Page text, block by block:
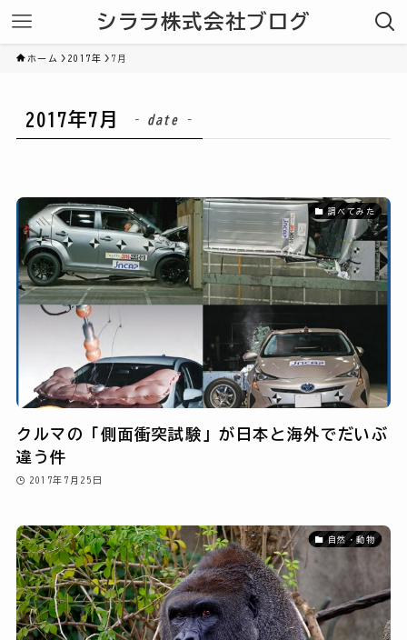
シララ株式会社ブログ
ホーム 2017年 7月
2017年7月 – date –
調べてみた
クルマの「側面衝突試験」が日本と海外でだいぶ
違う件
2017年7月25日
自然・動物